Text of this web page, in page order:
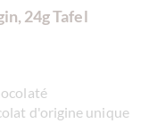
24g Tafel
d'origine unique